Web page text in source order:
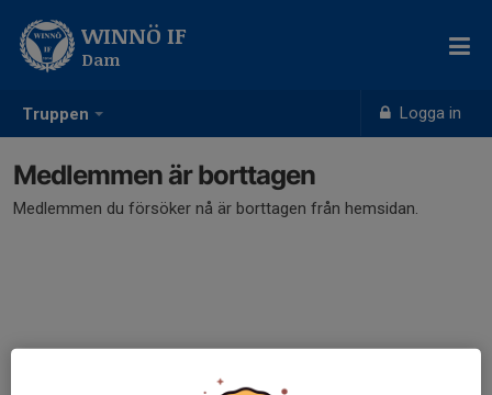
Truppen Logga in
WINNÖ IF
Dam
Medlemmen är borttagen
Medlemmen du försöker nå är borttagen från hemsidan.